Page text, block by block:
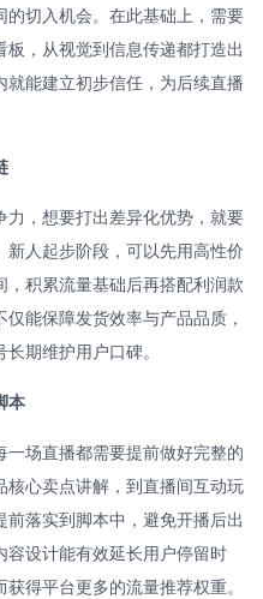
切入机会。在此基础上，需要
，从视觉到信息传递都打造出
能建立初步信任，为后续直播
，想要打出差异化优势，就要
人起步阶段，可以先用高性价
积累流量基础后再搭配利润款
能保障发货效率与产品品质，
期维护用户口碑。
本
场直播都需要提前做好完整的
心卖点讲解，到直播间互动玩
落实到脚本中，避免开播后出
设计能有效延长用户停留时
得平台更多的流量推荐权重。